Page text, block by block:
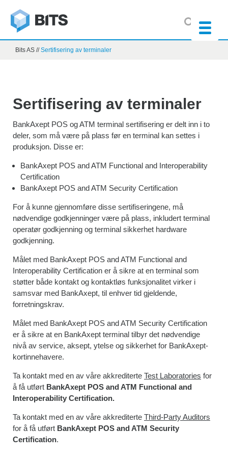
Bits AS //Sertifisering av terminaler
Sertifisering av terminaler
BankAxept POS og ATM terminal sertifisering er delt inn i to
deler, som må være på plass før en terminal kan settes i
produksjon. Disse er:
BankAxept POS and ATM Functional and Interoperability
Certification
BankAxept POS and ATM Security Certification
For å kunne gjennomføre disse sertifiseringene, må
nødvendige godkjenninger være på plass, inkludert terminal
operatør godkjenning og terminal sikkerhet hardware
godkjenning.
Målet med BankAxept POS and ATM Functional and
Interoperability Certification er å sikre at en terminal som
støtter både kontakt og kontaktløs funksjonalitet virker i
samsvar med BankAxept, til enhver tid gjeldende,
forretningskrav.
Målet med BankAxept POS and ATM Security Certification
er å sikre at en BankAxept terminal tilbyr det nødvendige
nivå av service, aksept, ytelse og sikkerhet for BankAxept-
kortinnehavere.
Ta kontakt med en av våre akkrediterte Test Laboratories for
å få utført BankAxept POS and ATM Functional and
Interoperability Certification.
Ta kontakt med en av våre akkrediterte Third-Party Auditors
for å få utført BankAxept POS and ATM Security
Certification.